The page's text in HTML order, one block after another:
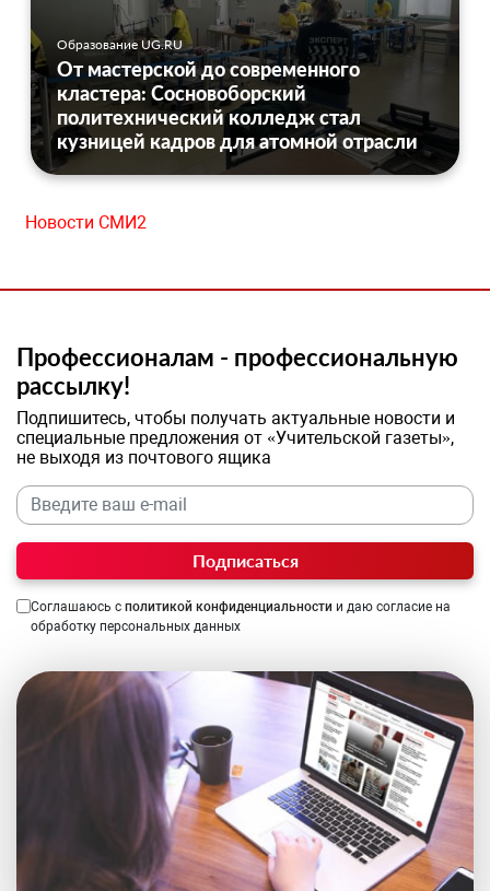
Образование UG.RU
От мастерской до современного
кластера: Сосновоборский
политехнический колледж стал
кузницей кадров для атомной отрасли
Новости СМИ2
Профессионалам - профессиональную
рассылку!
Подпишитесь, чтобы получать актуальные новости и
специальные предложения от «Учительской газеты»,
не выходя из почтового ящика
Подписаться
Соглашаюсь с политикой конфиденциальности и даю согласие на
обработку персональных данных